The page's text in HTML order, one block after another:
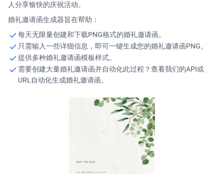
人分享愉快的庆祝活动。
婚礼邀请函生成器旨在帮助：
每天无限量创建和下载PNG格式的婚礼邀请函。
只需输入一些详细信息，即可一键生成您的婚礼邀请函PNG。
提供多种婚礼邀请函模板样式。
需要创建大量婚礼邀请函并自动化此过程？查看我们的API或
URL自动化生成婚礼邀请函。